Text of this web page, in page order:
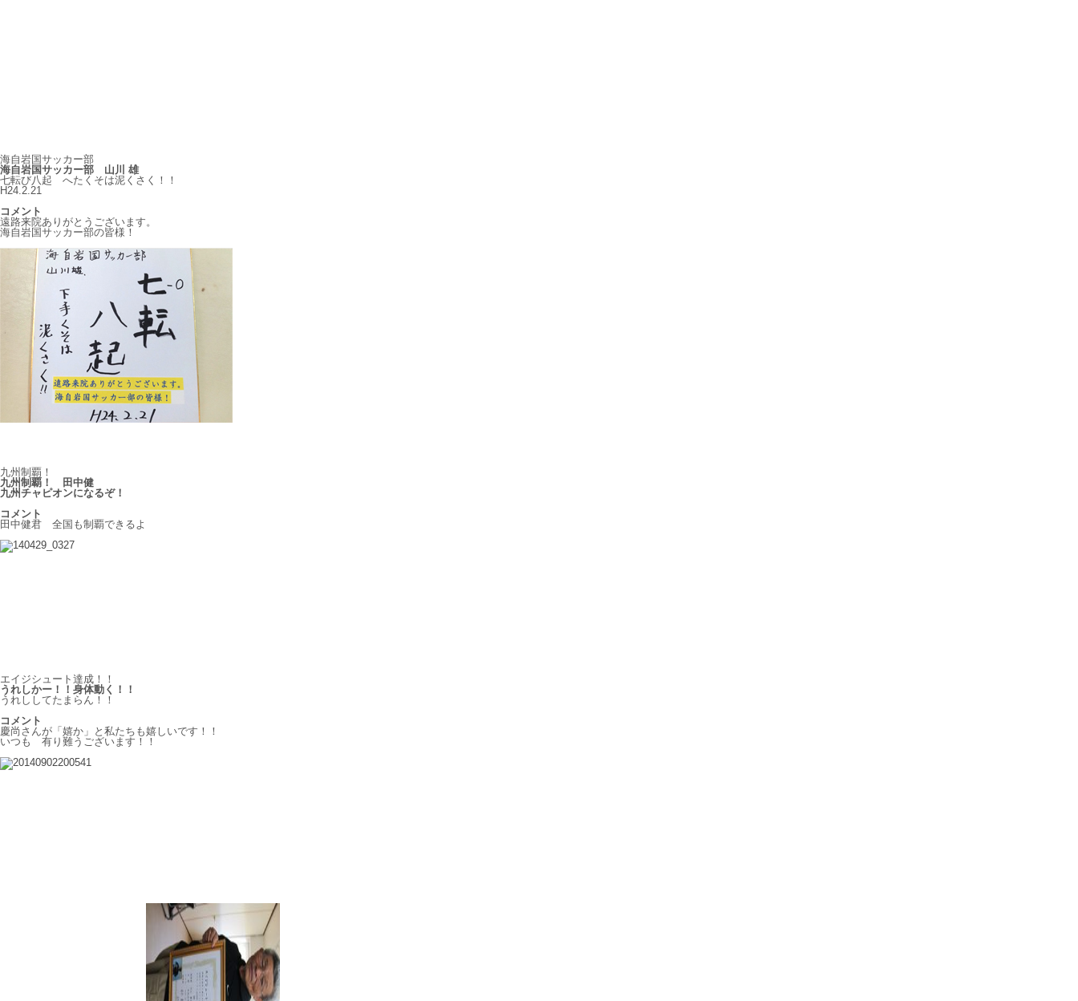
海自岩国サッカー部
海自岩国サッカー部 山川 雄
七転び八起 へたくそは泥くさく！！
H24.2.21
コメント
遠路来院ありがとうございます。
海自岩国サッカー部の皆様！
九州制覇！
九州制覇！ 田中健
九州チャピオンになるぞ！
コメント
田中健君 全国も制覇できるよ
エイジシュート達成！！
うれしかー！！身体動く！！
うれししてたまらん！！
コメント
慶尚さんが「嬉か」と私たちも嬉しいです！！
いつも 有り難うございます！！